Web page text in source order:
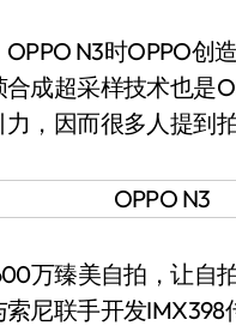
N3时OPPO创造
成超采样技术也是
，因而很多人提到
万臻美自拍，让自
尼联手开发